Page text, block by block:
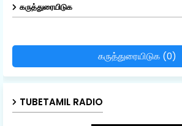
கருத்துரையிடுக
கருத்துரையிடுக (0)
TUBETAMIL RADIO